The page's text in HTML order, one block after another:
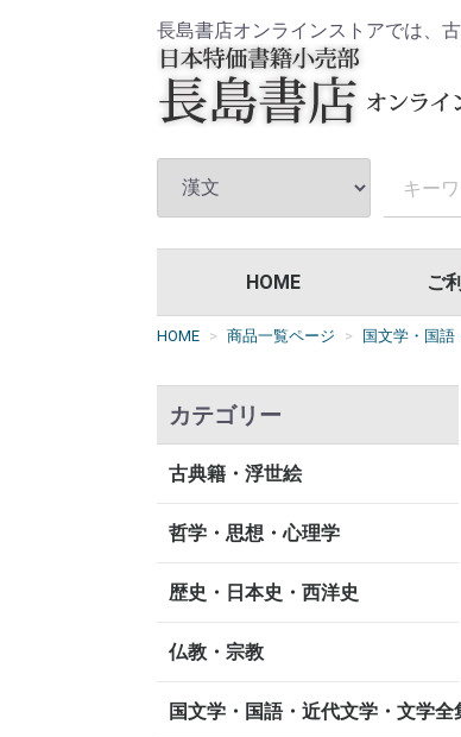
長島書店オンラインストアでは、
HOME ご
HOME 商品一覧ページ 国文学・国
カテゴリー
古典籍・浮世絵
哲学・思想・心理学
歴史・日本史・西洋史
仏教・宗教
国文学・国語・近代文学・文学全